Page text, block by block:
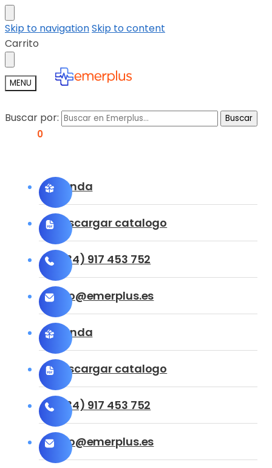
Skip to navigationSkip to content
Carrito
MENU
Buscar por: Buscar
0
Tienda
Descargar catalogo
(+34) 917 453 752
info@emerplus.es
Tienda
Descargar catalogo
(+34) 917 453 752
info@emerplus.es